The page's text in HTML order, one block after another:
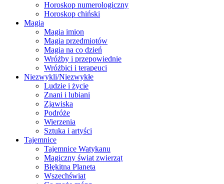
Horoskop numerologiczny
Horoskop chiński
Magia
Magia imion
Magia przedmiotów
Magia na co dzień
Wróżby i przepowiednie
Wróżbici i terapeuci
Niezwykli/Niezwykłe
Ludzie i życie
Znani i lubiani
Zjawiska
Podróże
Wierzenia
Sztuka i artyści
Tajemnice
Tajemnice Watykanu
Magiczny świat zwierząt
Błękitna Planeta
Wszechświat